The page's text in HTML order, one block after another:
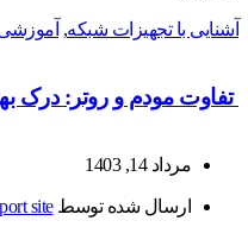
آشنایی با تجهیزات شبکه,
تفاوت مودم و روتر: درک
مرداد 14, 1403
ارسال شده توسطsite